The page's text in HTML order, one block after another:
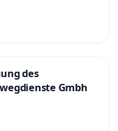
des
Gmbh